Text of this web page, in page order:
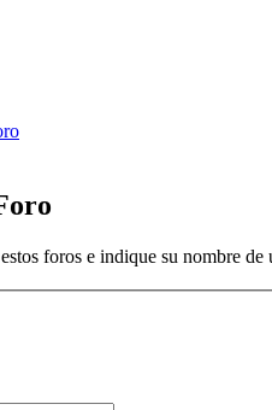
foros e indique su nombre de